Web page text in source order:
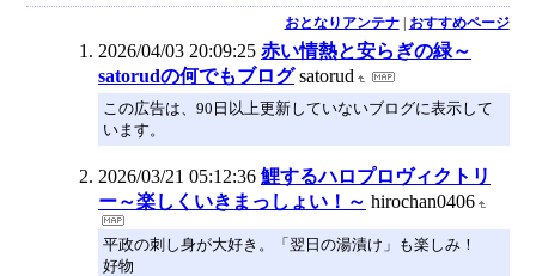
おとなりアンテナ| おすすめページ
2026/04/03 20:09:25 赤い情熱と安らぎの緑～
satorudの何でもブログ satorud
この広告は、90日以上更新していないブログに表示して
います。
2026/03/21 05:12:36 鯉するハロプロヴィクトリ
ー～楽しくいきまっしょい！～ hirochan0406
平政の刺し身が大好き。「翌日の湯漬け」も楽しみ！
好物